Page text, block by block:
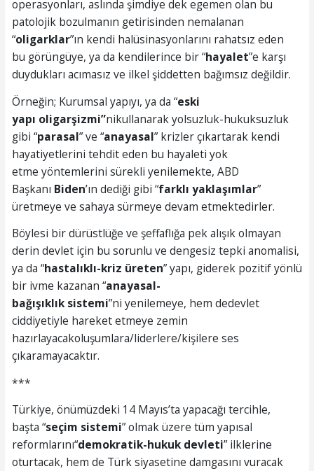
operasyonları, aslında şimdiye dek egemen olan bu
patolojik bozulmanın getirisinden nemalanan
“oligarklar”ın kendi halüsinasyonlarını rahatsız eden
bu görüngüye, ya da kendilerince bir “hayalet”e karşı
duydukları acımasız ve ilkel şiddetten bağımsız değildir.
Örneğin; Kurumsal yapıyı, ya da “eski
yapı oligarşizmi”nikullanarak yolsuzluk-hukuksuzluk
gibi “parasal” ve “anayasal” krizler çıkartarak kendi
hayatiyetlerini tehdit eden bu hayaleti yok
etme yöntemlerini sürekli yenilemekte, ABD
Başkanı Biden’ın dediği gibi “farklı yaklaşımlar”
üretmeye ve sahaya sürmeye devam etmektedirler.
Böylesi bir dürüstlüğe ve şeffaflığa pek alışık olmayan
derin devlet için bu sorunlu ve dengesiz tepki anomalisi,
ya da “hastalıklı-kriz üreten” yapı, giderek pozitif yönlü
bir ivme kazanan “anayasal-
bağışıklıksistemi”ni yenilemeye, hem dedevlet
ciddiyetiyle hareket etmeye zemin
hazırlayacakoluşumlara/liderlere/kişilere ses
çıkaramayacaktır.
***
Türkiye, önümüzdeki 14 Mayıs’ta yapacağı tercihle,
başta “seçim sistemi” olmak üzere tüm yapısal
reformlarını“demokratik-hukuk devleti” ilklerine
oturtacak, hem de Türk siyasetine damgasını vuracak